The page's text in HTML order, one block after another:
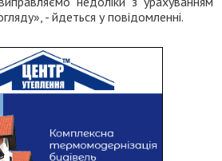
- йдеться у повідомленні.